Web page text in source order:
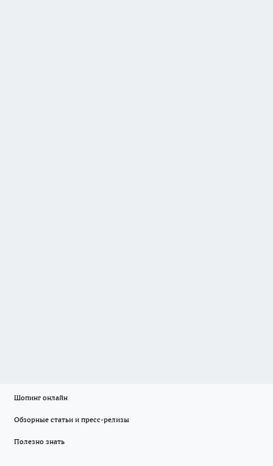
Шопинг онлайн
Обзорные статьи и пресс-релизы
Полезно знать